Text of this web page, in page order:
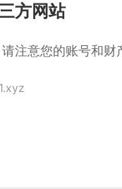
方网站
注意您的账号和财